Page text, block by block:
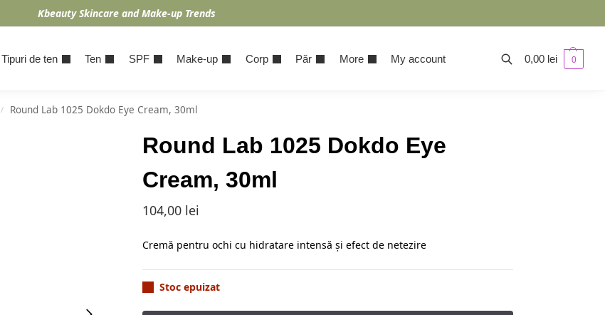
Kbeauty Skincare and Make-up Trends
Tipuri de ten Ten SPF Make-up Corp Păr More My account 0,00 lei 0
/ Round Lab 1025 Dokdo Eye Cream, 30ml
Round Lab 1025 Dokdo Eye
Cream, 30ml
104,00 lei
Cremă pentru ochi cu hidratare intensă și efect de netezire
Stoc epuizat